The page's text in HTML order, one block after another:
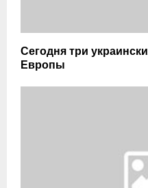
Сегодня три
Европы